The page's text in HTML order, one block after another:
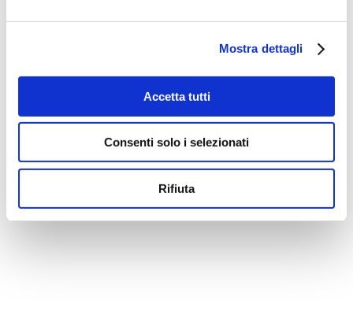
Mostra dettagli
Accetta tutti
Consenti solo i selezionati
Rifiuta